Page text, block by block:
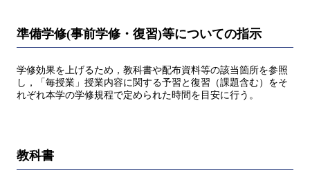
準備学修(事前学修・復習)等についての指示
学修効果を上げるため，教科書や配布資料等の該当箇所を参照
し，「毎授業」授業内容に関する予習と復習（課題含む）をそ
れぞれ本学の学修規程で定められた時間を目安に行う。
教科書